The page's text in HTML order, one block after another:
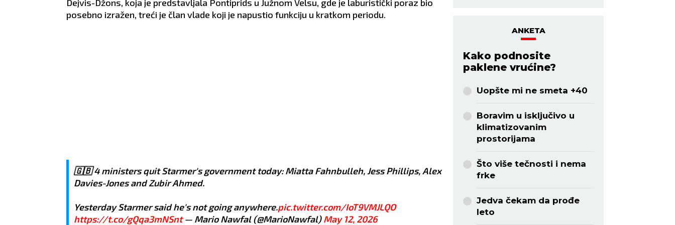
Dejvis-Džons, koja je predstavljala Pontiprids u Južnom Velsu, gde je laburistički poraz bio
posebno izražen, treći je član vlade koji je napustio funkciju u kratkom periodu.
🇬🇧 4 ministers quit Starmer's government today: Miatta Fahnbulleh, Jess Phillips, Alex
Davies-Jones and Zubir Ahmed.
Yesterday Starmer said he's not going anywhere.pic.twitter.com/IoT9VMJLQO
https://t.co/gQqa3mNSnt— Mario Nawfal (@MarioNawfal)May 12, 2026
ANKETA
Kako podnosite
paklene vrućine?
Uopšte mi ne smeta +40
Boravim u isključivo u
klimatizovanim
prostorijama
Što više tečnosti i nema
frke
Jedva čekam da prođe
leto